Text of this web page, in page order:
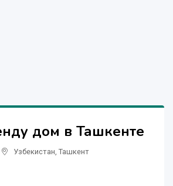
дом в Ташкенте
Узбекистан Ташкент